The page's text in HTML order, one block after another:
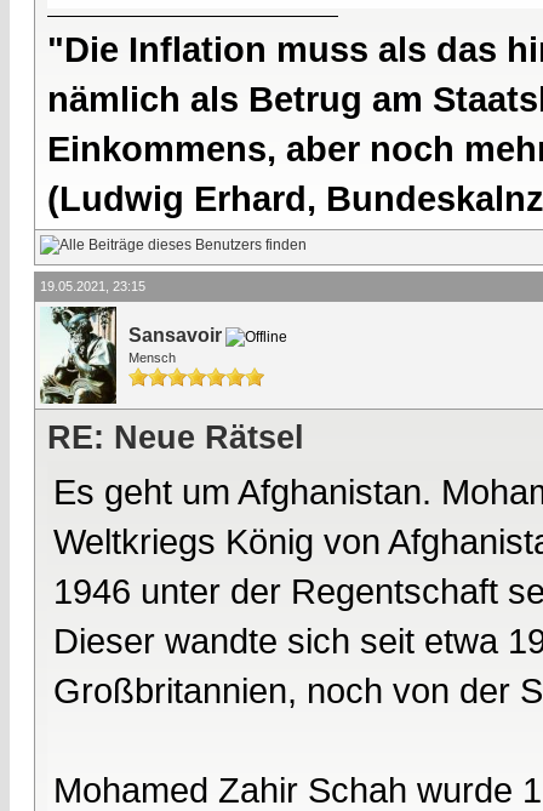
"Die Inflation muss als das
nämlich als Betrug am
Einkommens, aber noch
(Ludwig Erhard,
19.05.2021, 23:15
Sansavoir
Mensch
RE: Neue Rätsel
Es geht um Afghanistan.
Weltkriegs König von
1946 unter der Regentschaft
Dieser wandte sich seit etwa
Großbritannien, noch von der
Mohamed Zahir Schah wurde